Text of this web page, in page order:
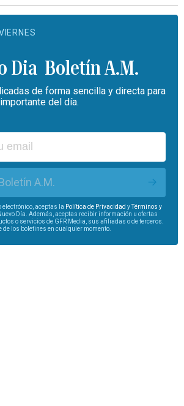
Boletín A.M.
de forma sencilla y directa para
del día.
A.M.
electrónico, aceptas la Política de Privacidad yTérminos y
Día. Además, aceptas recibir información u ofertas
o servicios de GFR Media, sus afiliadas o de terceros.
de los boletines en cualquier momento.